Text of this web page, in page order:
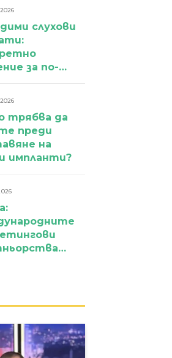
слухови
за по-
трябва да
преди
на
импланти?